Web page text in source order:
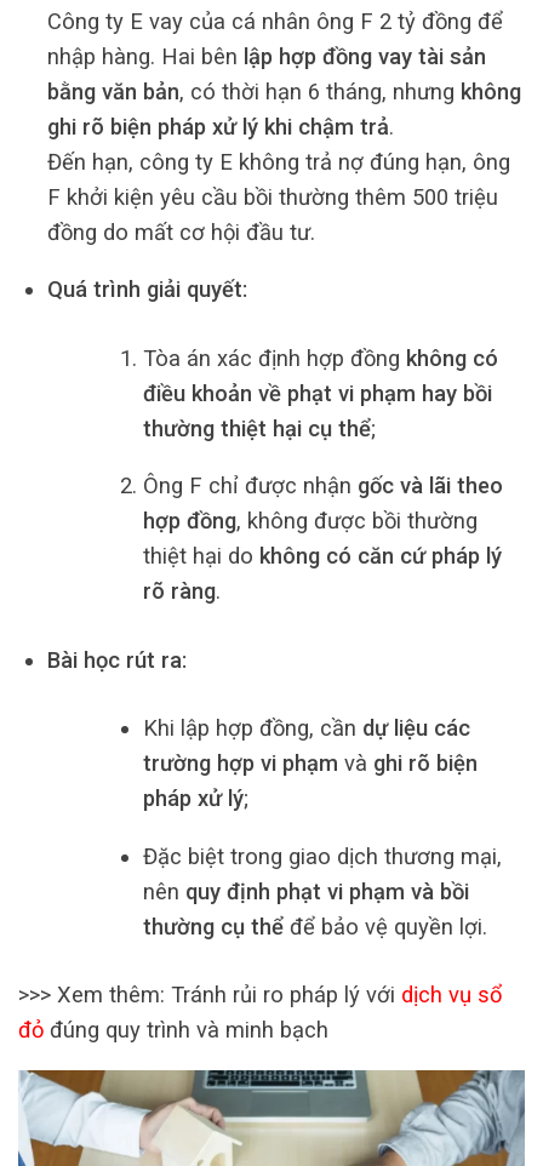
Công ty E vay của cá nhân ông F 2 tỷ đồng để
nhập hàng. Hai bên lập hợp đồng vay tài sản
bằng văn bản, có thời hạn 6 tháng, nhưng không
ghi rõ biện pháp xử lý khi chậm trả.
Đến hạn, công ty E không trả nợ đúng hạn, ông
F khởi kiện yêu cầu bồi thường thêm 500 triệu
đồng do mất cơ hội đầu tư.
Quá trình giải quyết:
Tòa án xác định hợp đồng không có
điều khoản về phạt vi phạm hay bồi
thường thiệt hại cụ thể;
Ông F chỉ được nhận gốc và lãi theo
hợp đồng, không được bồi thường
thiệt hại do không có căn cứ pháp lý
rõ ràng.
Bài học rút ra:
Khi lập hợp đồng, cần dự liệu các
trường hợp vi phạm và ghi rõ biện
pháp xử lý;
Đặc biệt trong giao dịch thương mại,
nên quy định phạt vi phạm và bồi
thường cụ thể để bảo vệ quyền lợi.
>>> Xem thêm: Tránh rủi ro pháp lý với dịch vụ sổ
đỏ đúng quy trình và minh bạch